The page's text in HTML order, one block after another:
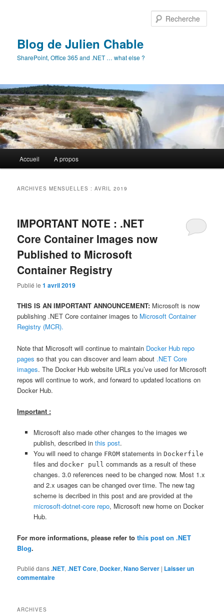
Blog de Julien Chable
SharePoint, Office 365 and .NET … what else ?
principal
Accueil A propos
ARCHIVES MENSUELLES :AVRIL 2019
IMPORTANT NOTE : .NET
Core Container Images now
Published to Microsoft
Container Registry
Publié le1 avril 2019
THIS IS AN IMPORTANT ANNOUNCEMENT: Microsoft is now
publishing .NET Core container images to Microsoft Container
Registry (MCR).
Note that Microsoft will continue to maintain Docker Hub repo
pages so that you can discover and learn about .NET Core
images. The Docker Hub website URLs you’ve used for Microsoft
repos will continue to work, and forward to updated locations on
Docker Hub.
Important :
Microsoft also made other changes to the images we
publish, described in this post.
You will need to change FROMstatements in Dockerfile
files and docker pull commands as a result of these
changes. 3.0 references need to be changed now. Most 1.x
and 2.x usages can be changed over time. The new tag
scheme is decribed in this post and are provided at the
microsoft-dotnet-core repo, Microsoft new home on Docker
Hub.
For more informations, please refer tothis post on .NET
Blog.
Publié dans.NET,.NET Core, Docker,Nano Server | Laisser un
commentaire
ARCHIVES